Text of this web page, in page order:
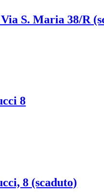
S. Maria 38/R
8
8 (scaduto)